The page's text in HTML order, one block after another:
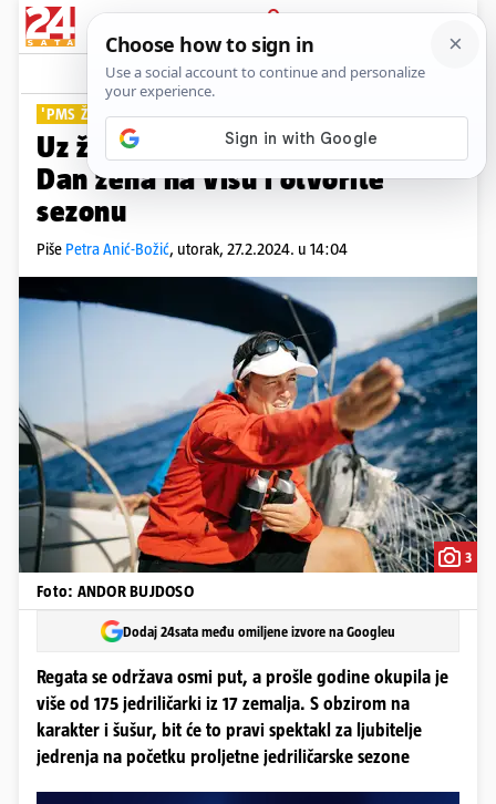
PRIJAVA
Lifestyle Komentari
'PMS ŽENA'
Uz žensku regatu proslavite
Dan žena na Visu i otvorite
sezonu
Piše Petra Anić-Božić, utorak, 27.2.2024. u 14:04
3
Foto: ANDOR BUJDOSO
Dodaj 24sata među omiljene izvore na Googleu
Regata se održava osmi put, a prošle godine okupila je
više od 175 jedriličarki iz 17 zemalja. S obzirom na
karakter i šušur, bit će to pravi spektakl za ljubitelje
jedrenja na početku proljetne jedriličarske sezone